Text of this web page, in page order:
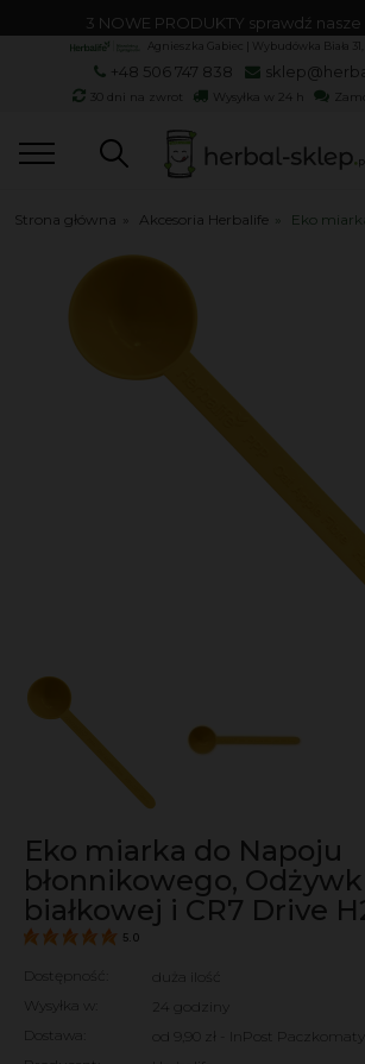
3 NOWE PRODUKTY sprawdź
Agnieszka Gabiec | Wybudówka Biała
+48 506 747 838
30 dni na zwrot Wysyłka w 24 h
Strona główna Akcesoria Herbalife Eko
Eko miarka do Napoju
błonnikowego,
białkowej i CR7 Drive
5.0
Dostępność:
duża ilość
Wysyłka w:
24 godziny
Dostawa:
od 9,90 zł - InPost
Cena nie zawiera ewentualnych kosztów